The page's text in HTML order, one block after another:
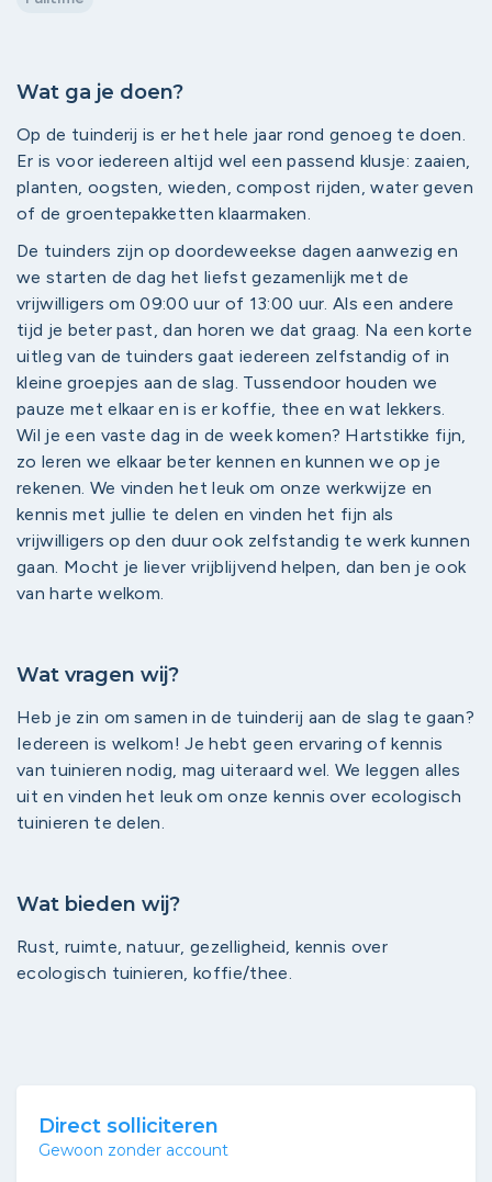
Wat ga je doen?
Op de tuinderij is er het hele jaar rond genoeg te doen.
Er is voor iedereen altijd wel een passend klusje: zaaien,
planten, oogsten, wieden, compost rijden, water geven
of de groentepakketten klaarmaken.
De tuinders zijn op doordeweekse dagen aanwezig en
we starten de dag het liefst gezamenlijk met de
vrijwilligers om 09:00 uur of 13:00 uur. Als een andere
tijd je beter past, dan horen we dat graag. Na een korte
uitleg van de tuinders gaat iedereen zelfstandig of in
kleine groepjes aan de slag. Tussendoor houden we
pauze met elkaar en is er koffie, thee en wat lekkers.
Wil je een vaste dag in de week komen? Hartstikke fijn,
zo leren we elkaar beter kennen en kunnen we op je
rekenen. We vinden het leuk om onze werkwijze en
kennis met jullie te delen en vinden het fijn als
vrijwilligers op den duur ook zelfstandig te werk kunnen
gaan. Mocht je liever vrijblijvend helpen, dan ben je ook
van harte welkom.
Wat vragen wij?
Heb je zin om samen in de tuinderij aan de slag te gaan?
Iedereen is welkom! Je hebt geen ervaring of kennis
van tuinieren nodig, mag uiteraard wel. We leggen alles
uit en vinden het leuk om onze kennis over ecologisch
tuinieren te delen.
Wat bieden wij?
Rust, ruimte, natuur, gezelligheid, kennis over
ecologisch tuinieren, koffie/thee.
Direct solliciteren
Gewoon zonder account